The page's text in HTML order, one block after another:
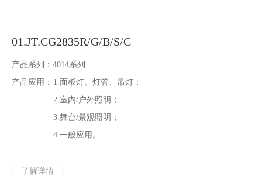
01.JT.CG2835R/G/B/S/C
产品系列： 4014系列
产品应用： 1.面板灯、灯管、吊灯；
2.室内/户外照明；
3.舞台/景观照明；
4.一般应用。
了解详情